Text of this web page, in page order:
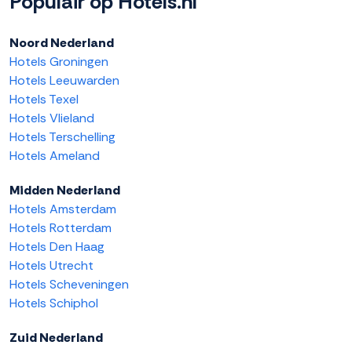
Noord Nederland
Hotels Groningen
Hotels Leeuwarden
Hotels Texel
Hotels Vlieland
Hotels Terschelling
Hotels Ameland
Midden Nederland
Hotels Amsterdam
Hotels Rotterdam
Hotels Den Haag
Hotels Utrecht
Hotels Scheveningen
Hotels Schiphol
Zuid Nederland